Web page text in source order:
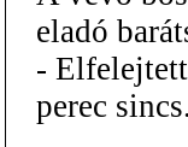
eladó
-
perec sincs.